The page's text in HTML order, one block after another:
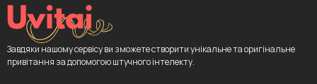
Завдяки нашому сервісу ви зможете створити унікальне та оригінальне
привітання за допомогою штучного інтелекту.